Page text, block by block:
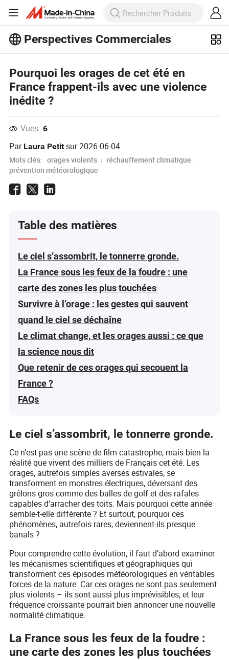
Perspectives Commerciales
Pourquoi les orages de cet été en
France frappent-ils avec une violence
inédite ?
Vues: 6
Par Laura Petit sur2026-06-04
Mots clés: orages violents
réchauffement climatique
prévention météorologique
Table des matières
Le ciel s’assombrit, le tonnerre gronde.
La France sous les feux de la foudre : une
carte des zones les plus touchées
Survivre à l’orage : les gestes qui sauvent
quand le ciel se déchaîne
Le climat change, et les orages aussi : ce que
la science nous dit
Que retenir de ces orages qui secouent la
France ?
FAQs
Le ciel s’assombrit, le tonnerre gronde.
Ce n’est pas une scène de film catastrophe, mais bien la
réalité que vivent des milliers de Français cet été. Les
orages, autrefois simples averses estivales, se
transforment en monstres électriques, déversant des
grêlons gros comme des balles de golf et des rafales
capables d’arracher des toits. Mais pourquoi cette année
semble-t-elle différente ? Et surtout, pourquoi ces
phénomènes, autrefois rares, deviennent-ils presque
banals ?
Pour comprendre cette évolution, il faut d’abord examiner
les mécanismes scientifiques et géographiques qui
transforment ces épisodes météorologiques en véritables
forces de la nature. Car ces orages ne sont pas seulement
plus violents – ils sont aussi plus imprévisibles, et leur
fréquence croissante pourrait bien annoncer une nouvelle
normalité climatique.
La France sous les feux de la foudre :
une carte des zones les plus touchées